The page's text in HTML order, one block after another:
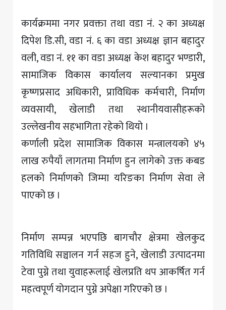
कार्यक्रममा नगर प्रवक्ता तथा वडा नं. २ का अध्यक्ष
दिपेश डि.सी, वडा नं. ६ का वडा अध्यक्ष ज्ञान बहादुर
वली, वडा नं. ११ का वडा अध्यक्ष केश बहादुर भण्डारी,
सामाजिक विकास कार्यालय सल्यानका प्रमुख
कृष्णप्रसाद अधिकारी, प्राविधिक कर्मचारी, निर्माण
व्यवसायी, खेलाडी तथा स्थानीयवासीहरूको
उल्लेखनीय सहभागिता रहेको थियो ।
कर्णाली प्रदेश सामाजिक विकास मन्त्रालयको ४५
लाख रुपैयाँ लागतमा निर्माण हुन लागेको उक्त कबड
हलको निर्माणको जिम्मा यरिङका निर्माण सेवा ले
पाएको छ ।
निर्माण सम्पन्न भएपछि बागचौर क्षेत्रमा खेलकुद
गतिविधि सञ्चालन गर्न सहज हुने, खेलाडी उत्पादनमा
टेवा पुग्ने तथा युवाहरूलाई खेलप्रति थप आकर्षित गर्न
महत्वपूर्ण योगदान पुग्ने अपेक्षा गरिएको छ ।